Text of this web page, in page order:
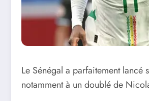
Le Sénégal a parfaitement
notamment à un doublé de